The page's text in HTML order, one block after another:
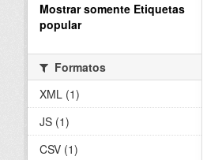
Mostrar somente Etiquetas
popular
Formatos
XML (1)
JS (1)
CSV (1)